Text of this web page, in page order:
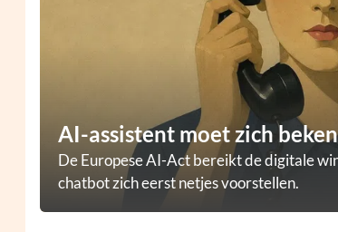
AI-assistent moet zich
De Europese AI-Act bereikt de digitale
chatbot zich eerst netjes voorstellen.